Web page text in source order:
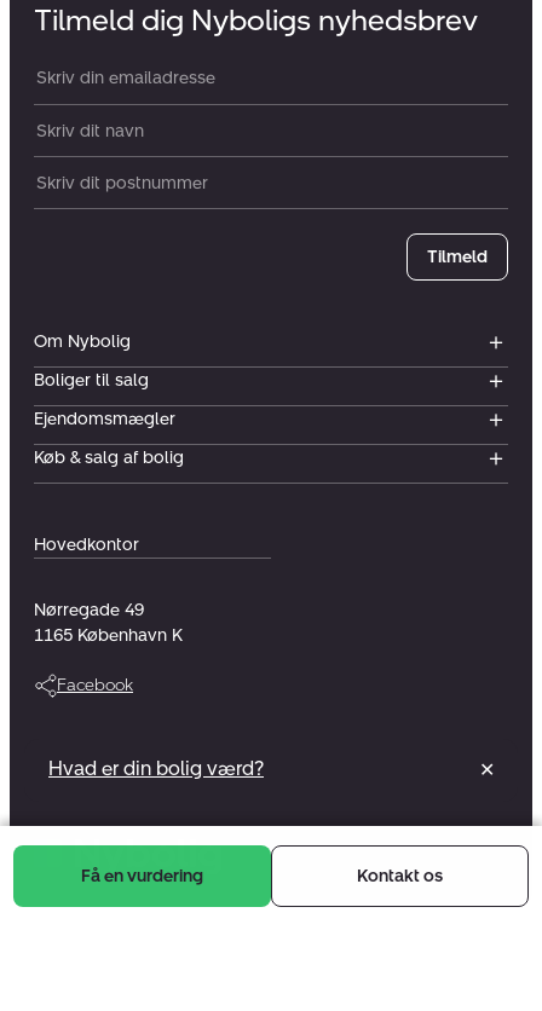
Få en vurdering Kontakt os
Hovedkontor
Nørregade 49
1165 København K
Facebook
Om Nybolig
Boliger til salg
Ejendomsmægler
Køb & salg af bolig
Tilmeld dig Nyboligs nyhedsbrev
Din email:
Dit navn:
Postnummer
Tilmeld
Vi er en del af et foreningsejet selskab
Læs mere
Hvad er din bolig værd? ✕